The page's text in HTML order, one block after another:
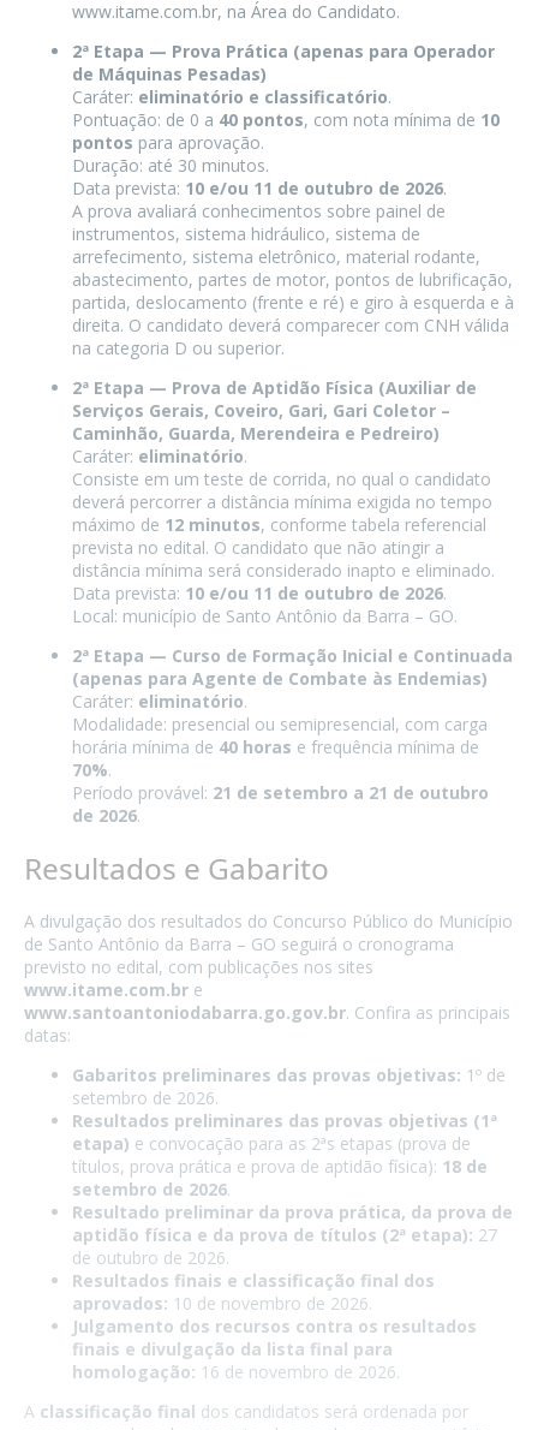
www.itame.com.br, na Área do Candidato.
2ª Etapa — Prova Prática (apenas para Operador
de Máquinas Pesadas)
Caráter: eliminatório e classificatório.
Pontuação: de 0 a 40 pontos, com nota mínima de 10
pontos para aprovação.
Duração: até 30 minutos.
Data prevista: 10 e/ou 11 de outubro de 2026.
A prova avaliará conhecimentos sobre painel de
instrumentos, sistema hidráulico, sistema de
arrefecimento, sistema eletrônico, material rodante,
abastecimento, partes de motor, pontos de lubrificação,
partida, deslocamento (frente e ré) e giro à esquerda e à
direita. O candidato deverá comparecer com CNH válida
na categoria D ou superior.
2ª Etapa — Prova de Aptidão Física (Auxiliar de
Serviços Gerais, Coveiro, Gari, Gari Coletor –
Caminhão, Guarda, Merendeira e Pedreiro)
Caráter: eliminatório.
Consiste em um teste de corrida, no qual o candidato
deverá percorrer a distância mínima exigida no tempo
máximo de 12 minutos, conforme tabela referencial
prevista no edital. O candidato que não atingir a
distância mínima será considerado inapto e eliminado.
Data prevista: 10 e/ou 11 de outubro de 2026.
Local: município de Santo Antônio da Barra – GO.
2ª Etapa — Curso de Formação Inicial e Continuada
(apenas para Agente de Combate às Endemias)
Caráter: eliminatório.
Modalidade: presencial ou semipresencial, com carga
horária mínima de 40 horas e frequência mínima de
70%.
Período provável: 21 de setembro a 21 de outubro
de 2026.
Resultados e Gabarito
A divulgação dos resultados do Concurso Público do Município
de Santo Antônio da Barra – GO seguirá o cronograma
previsto no edital, com publicações nos sites
www.itame.com.br e
www.santoantoniodabarra.go.gov.br. Confira as principais
datas:
Gabaritos preliminares das provas objetivas: 1º de
setembro de 2026.
Resultados preliminares das provas objetivas (1ª
etapa) e convocação para as 2ªs etapas (prova de
títulos, prova prática e prova de aptidão física): 18 de
setembro de 2026.
Resultado preliminar da prova prática, da prova de
aptidão física e da prova de títulos (2ª etapa): 27
de outubro de 2026.
Resultados finais e classificação final dos
aprovados: 10 de novembro de 2026.
Julgamento dos recursos contra os resultados
finais e divulgação da lista final para
homologação: 16 de novembro de 2026.
A classificação final dos candidatos será ordenada por